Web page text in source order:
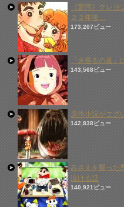
《驚愕》クレ
２２年後…
173,207ビュー
「火垂るの墓
143,568ビュー
原作小説がエグ
142,838ビュー
みさえを襲った
泣ける話
140,921ビュー